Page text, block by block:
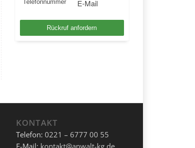
KONTAKT
Telefon: 0221 – 6777 00 55
E-Mail: kontakt@anwalt-kg.de